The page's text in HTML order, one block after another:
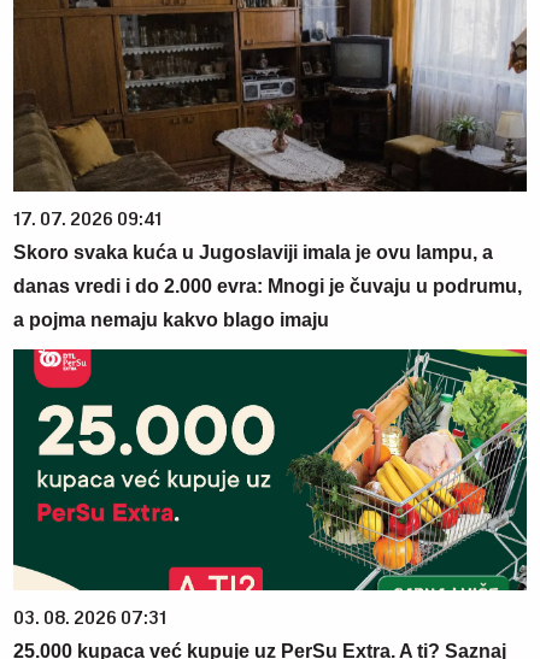
17. 07. 2026 09:41
Skoro svaka kuća u Jugoslaviji imala je ovu lampu, a
danas vredi i do 2.000 evra: Mnogi je čuvaju u podrumu,
a pojma nemaju kakvo blago imaju
03. 08. 2026 07:31
25.000 kupaca već kupuje uz PerSu Extra. A ti? Saznaj